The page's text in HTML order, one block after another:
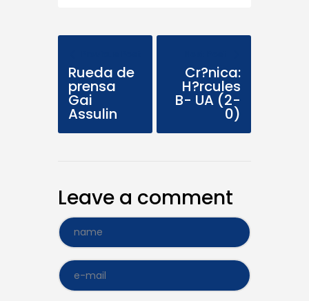
Rueda de
prensa
Gai
Assulin
Cr?nica:
H?rcules
B- UA (2-
0)
Leave a comment